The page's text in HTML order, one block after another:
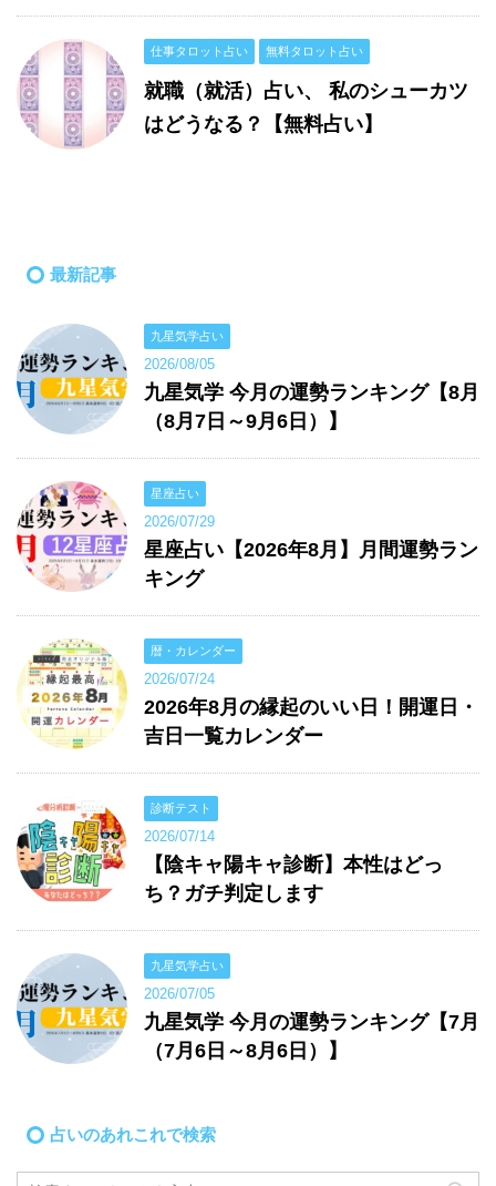
仕事タロット占い 無料タロット占い
就職（就活）占い、 私のシューカツ
はどうなる？【無料占い】
最新記事
九星気学占い
2026/08/05
九星気学 今月の運勢ランキング【8月
（8月7日～9月6日）】
星座占い
2026/07/29
星座占い【2026年8月】月間運勢ラン
キング
暦・カレンダー
2026/07/24
2026年8月の縁起のいい日！開運日・
吉日一覧カレンダー
診断テスト
2026/07/14
【陰キャ陽キャ診断】本性はどっ
ち？ガチ判定します
九星気学占い
2026/07/05
九星気学 今月の運勢ランキング【7月
（7月6日～8月6日）】
占いのあれこれで検索